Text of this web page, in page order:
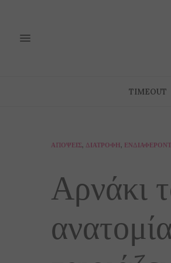
TIMEOUT
ΑΠΌΨΕΙΣ, ΔΙΑΤΡΟΦΉ,
Αρνάκι